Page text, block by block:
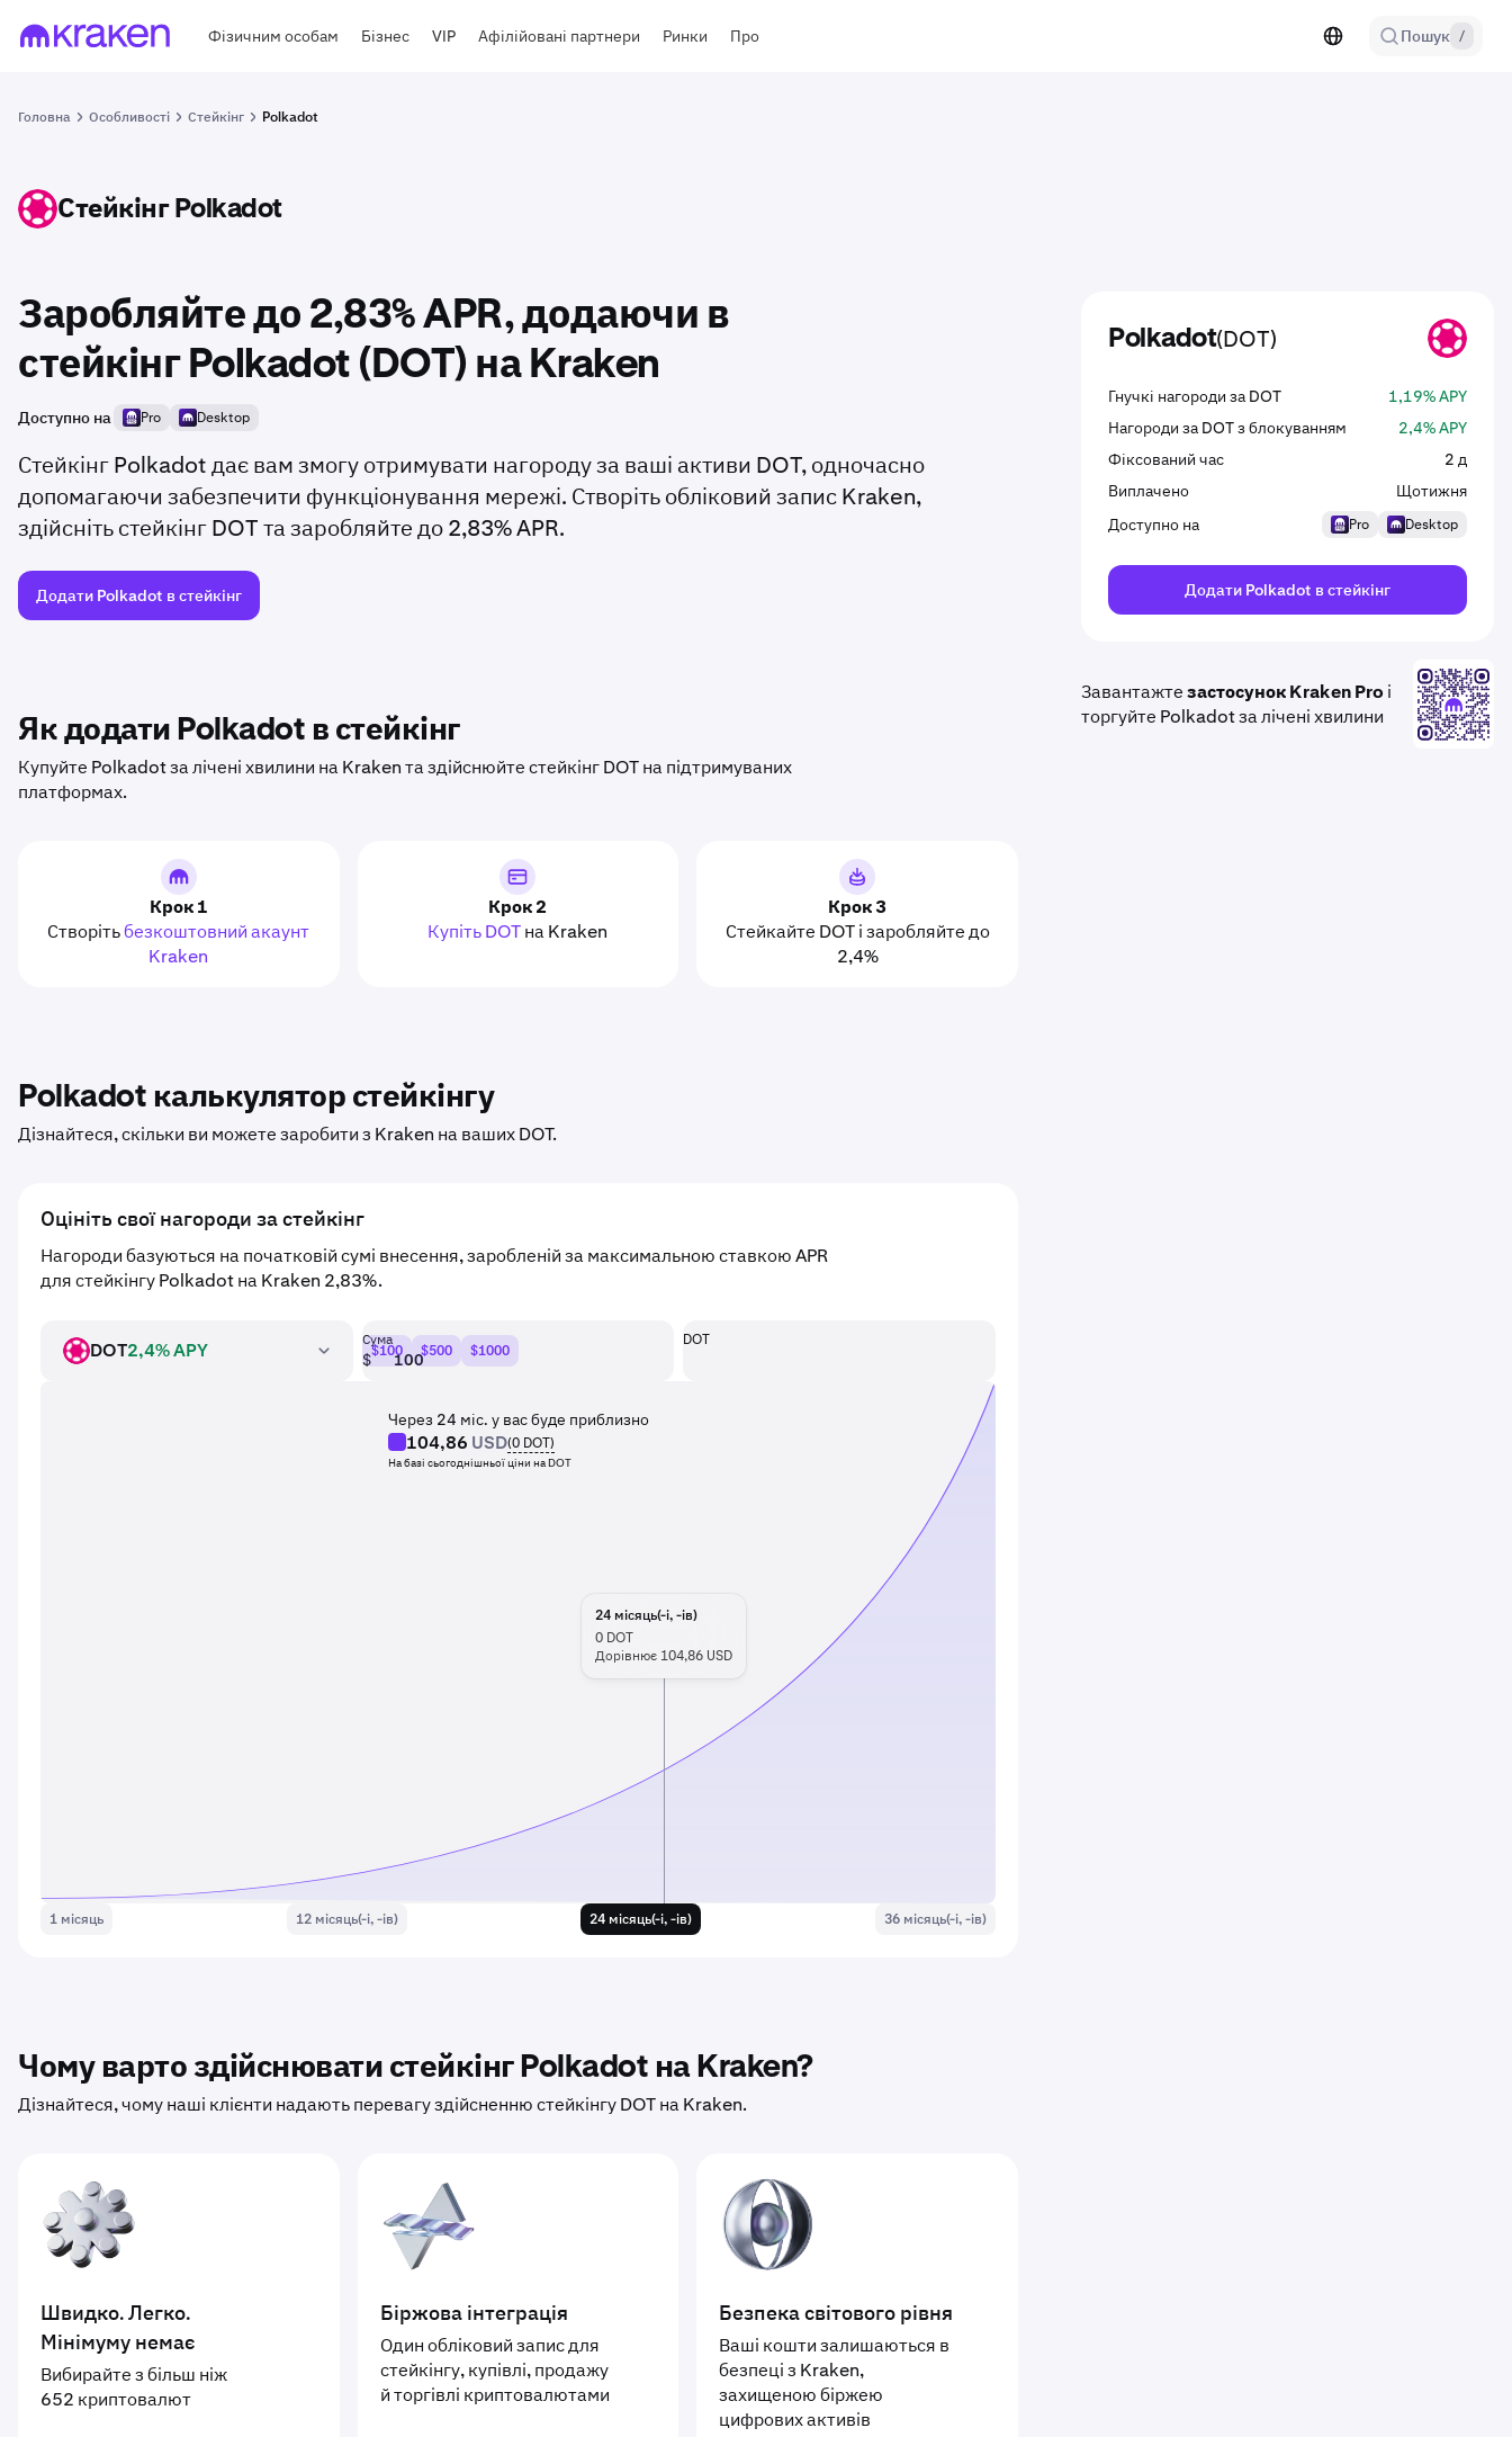
Фізичним особам Бізнес VIP Афілійовані партнери Ринки Про Пошук /
Головна Особливості Стейкінг Polkadot
DOT Стейкінг Polkadot
Заробляйте до 2,83% APR, додаючи в
стейкінг Polkadot (DOT) на Kraken
Доступно на Pro Desktop
Стейкінг Polkadot дає вам змогу отримувати нагороду за ваші активи DOT, одночасно
допомагаючи забезпечити функціонування мережі. Створіть обліковий запис Kraken,
здійсніть стейкінг DOT та заробляйте до 2,83% APR.
Додати Polkadot в стейкінг
Як додати Polkadot в стейкінг
Купуйте Polkadot за лічені хвилини на Kraken та здійснюйте стейкінг DOT на підтримуваних
платформах.
Крок 1
Створітьбезкоштовний акаунт
Kraken
Крок 2
Купіть DOTна Kraken
Крок 3
Стейкайте DOT і заробляйте до
2,4%
Polkadot калькулятор стейкінгу
Дізнайтеся, скільки ви можете заробити з Kraken на ваших DOT.
Оцініть свої нагороди за стейкінг
Нагороди базуються на початковій сумі внесення, заробленій за максимальною ставкою APR
для стейкінгу Polkadot на Kraken 2,83%.
DOT DOT2,4% APY Сума
$$100 $500 $1000
DOT
Через 24 міс. у вас буде приблизно
104,86 USD(0 DOT)
На базі сьогоднішньої ціни на DOT
24 місяць(-і, -ів)
0 DOT
Дорівнює 104,86 USD
1 місяць 12 місяць(-і, -ів) 24 місяць(-і, -ів) 36 місяць(-і, -ів)
Чому варто здійснювати стейкінг Polkadot на Kraken?
Дізнайтеся, чому наші клієнти надають перевагу здійсненню стейкінгу DOT на Kraken.
Швидко. Легко.
Мінімуму немає
Вибирайте з більш ніж
652 криптовалют
Біржова інтеграція
Один обліковий запис для
стейкінгу, купівлі, продажу
й торгівлі криптовалютами
Безпека світового рівня
Ваші кошти залишаються в
безпеці з Kraken,
захищеною біржею
цифрових активів
Polkadot(DOT) DOT
Гнучкі нагороди за DOT
1,19% APY
Нагороди за DOT з блокуванням
2,4% APY
Фіксований час
2 д
Виплачено
Щотижня
Доступно на
Pro Desktop
Додати Polkadot в стейкінг
Завантажтезастосунок Kraken Pro і
торгуйте Polkadot за лічені хвилини